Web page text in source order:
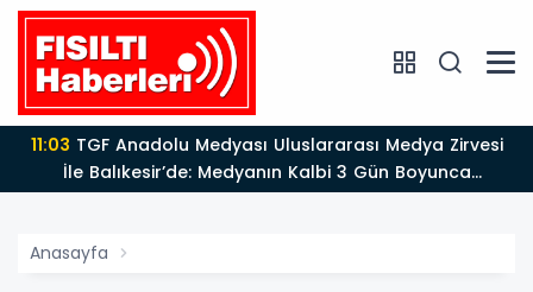
11:03
İle Balıkesir’de: Medyanın Kalbi 3 Gün Boyunca
Balıkesir'de Atacak
Anasayfa